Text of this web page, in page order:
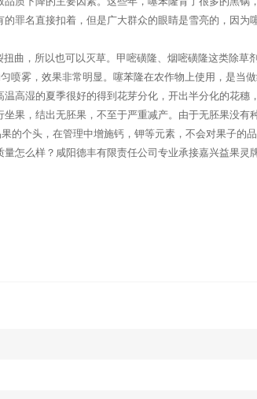
罪名直接扣着，但是广大群众的眼睛是雪亮的，因为
曲，所以也可以灭草。甲嘧磺隆、烟嘧磺隆这类除草
喷雾，效果非常明显。噻苯隆在农作物上使用，是当
高湿的夏季很好的得到花芽分化，开出半分化的花穗
果，结出无胚果，不至于严重减产。由于无胚果没有
个头，在管理中增施钙，钾等元素，不会对果子的品
怎么样？咸阳德丰有限责任公司专业承接嘉兴益果灵